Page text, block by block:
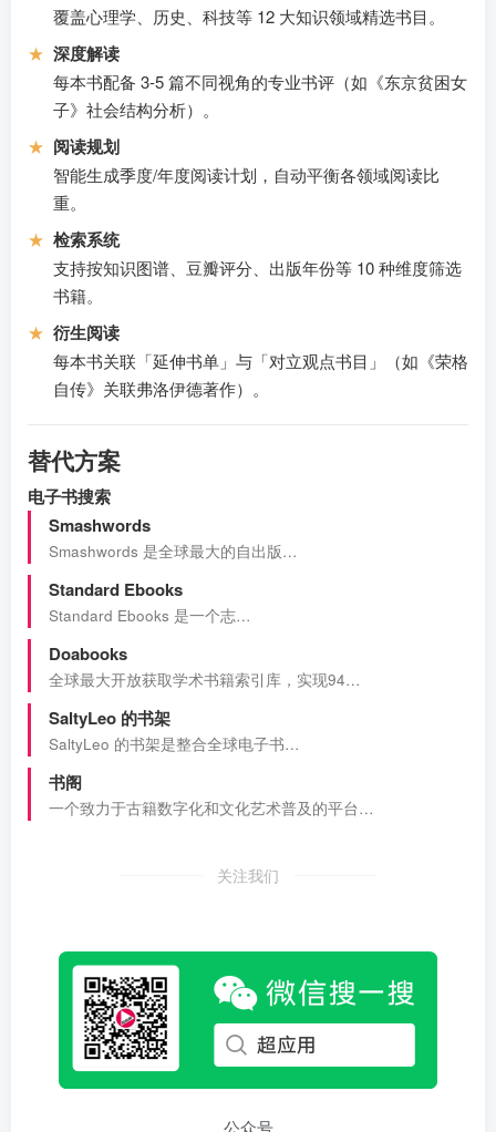
覆盖心理学、历史、科技等 12 大知识领域精选书目。
★ 深度解读
每本书配备 3-5 篇不同视角的专业书评（如《东京贫困女
子》社会结构分析）。
★ 阅读规划
智能生成季度/年度阅读计划，自动平衡各领域阅读比
重。
★ 检索系统
支持按知识图谱、豆瓣评分、出版年份等 10 种维度筛选
书籍。
★ 衍生阅读
每本书关联「延伸书单」与「对立观点书目」（如《荣格
自传》关联弗洛伊德著作）。
替代方案
电子书搜索
Smashwords
Smashwords 是全球最大的自出版…
Standard Ebooks
Standard Ebooks 是一个志…
Doabooks
全球最大开放获取学术书籍索引库，实现94…
SaltyLeo 的书架
SaltyLeo 的书架是整合全球电子书…
书阁
一个致力于古籍数字化和文化艺术普及的平台…
关注我们